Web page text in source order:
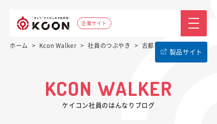
企業サイト
製品サイト
ホーム > Kcon Walker > 社員のつぶやき > 古都 奈良へのご案内
KCON WALKER
ケイコン社員のはんなりブログ